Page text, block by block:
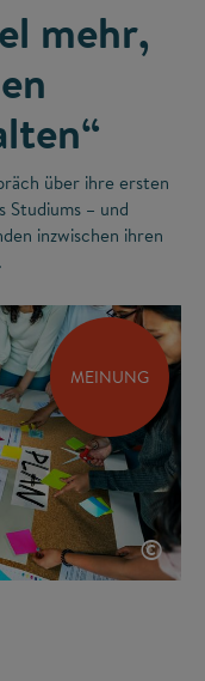
mehr,
über ihre ersten
– und
inzwischen ihren
MEINUNG
©